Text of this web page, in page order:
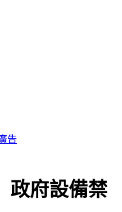
心疼：很不舒服
府設備禁